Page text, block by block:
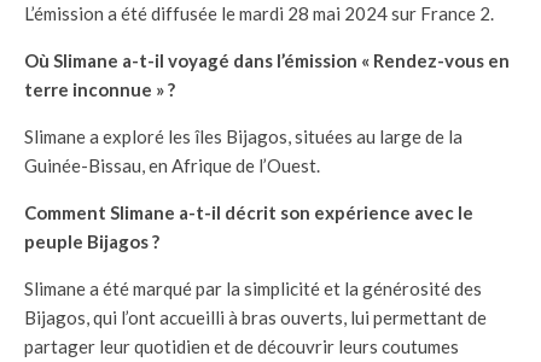
L’émission a été diffusée le mardi 28 mai 2024 sur France 2.
Où Slimane a-t-il voyagé dans l’émission « Rendez-vous en
terre inconnue » ?
Slimane a exploré les îles Bijagos, situées au large de la
Guinée-Bissau, en Afrique de l’Ouest.
Comment Slimane a-t-il décrit son expérience avec le
peuple Bijagos ?
Slimane a été marqué par la simplicité et la générosité des
Bijagos, qui l’ont accueilli à bras ouverts, lui permettant de
partager leur quotidien et de découvrir leurs coutumes